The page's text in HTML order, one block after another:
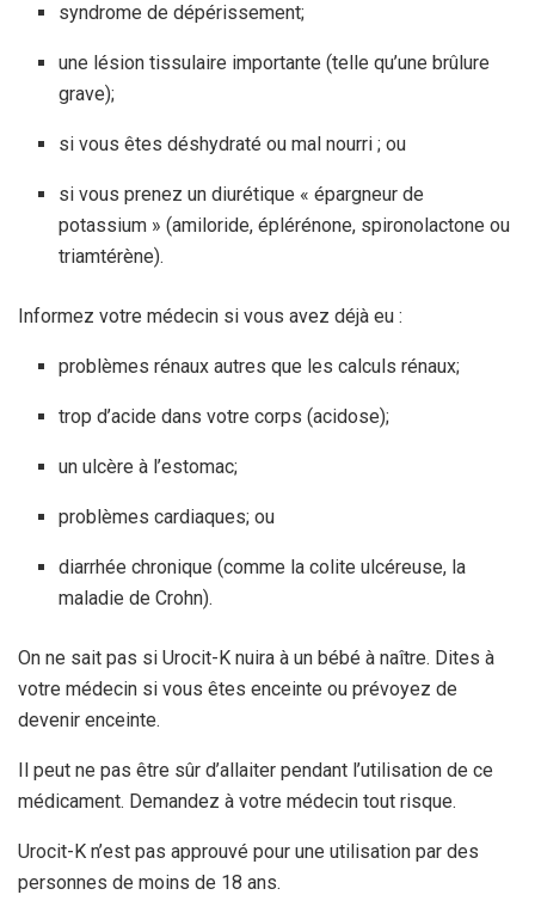
syndrome de dépérissement;
une lésion tissulaire importante (telle qu’une brûlure
grave);
si vous êtes déshydraté ou mal nourri ; ou
si vous prenez un diurétique « épargneur de
potassium » (amiloride, éplérénone, spironolactone ou
triamtérène).
Informez votre médecin si vous avez déjà eu :
problèmes rénaux autres que les calculs rénaux;
trop d’acide dans votre corps (acidose);
un ulcère à l’estomac;
problèmes cardiaques; ou
diarrhée chronique (comme la colite ulcéreuse, la
maladie de Crohn).
On ne sait pas si Urocit-K nuira à un bébé à naître. Dites à
votre médecin si vous êtes enceinte ou prévoyez de
devenir enceinte.
Il peut ne pas être sûr d’allaiter pendant l’utilisation de ce
médicament. Demandez à votre médecin tout risque.
Urocit-K n’est pas approuvé pour une utilisation par des
personnes de moins de 18 ans.